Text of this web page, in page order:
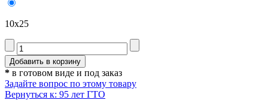
10х25
* в готовом виде и под заказ
Задайте вопрос по этому товару
Вернуться к: 95 лет ГТО